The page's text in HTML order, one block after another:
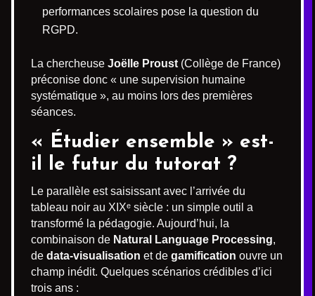
performances scolaires pose la question du
RGPD.
La chercheuse Joëlle Proust (Collège de France)
préconise donc « une supervision humaine
systématique », au moins lors des premières
séances.
« Étudier ensemble » est-
il le futur du tutorat ?
Le parallèle est saisissant avec l’arrivée du
tableau noir au XIXᵉ siècle : un simple outil a
transformé la pédagogie. Aujourd’hui, la
combinaison de Natural Language Processing,
de data-visualisation et de gamification ouvre un
champ inédit. Quelques scénarios crédibles d’ici
trois ans :